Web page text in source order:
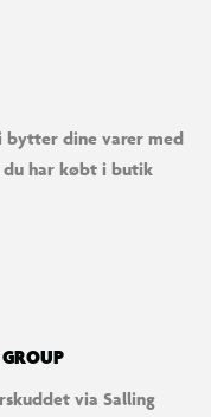
bytter dine varer med
du har købt i butik
GROUP
via Salling